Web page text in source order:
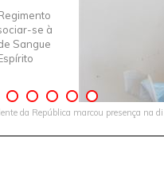
se à
Sangue
da República marcou presença na